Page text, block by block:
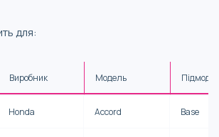
для:
Виробник Модель
Honda Accord Base